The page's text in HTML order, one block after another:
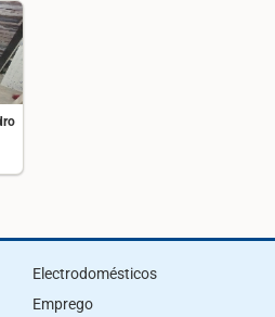
Electrodomésticos
Emprego